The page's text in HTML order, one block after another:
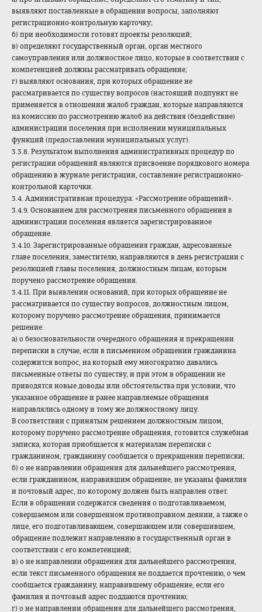
выявляют поставленные в обращении вопросы, заполняют
регистрационно-контрольную карточку;
б) при необходимости готовят проекты резолюций;
в) определяют государственный орган, орган местного
самоуправления или должностное лицо, которые в соответствии с
компетенцией должны рассматривать обращение;
г) выявляют основания, при которых обращение не
рассматривается по существу вопросов (настоящий подпункт не
применяется в отношении жалоб граждан, которые направляются
на комиссию по рассмотрению жалоб на действия (бездействие)
администрации поселения при исполнении муниципальных
функций (предоставлении муниципальных услуг).
3.3.8. Результатом выполнения административных процедур по
регистрации обращений являются присвоение порядкового номера
обращению в журнале регистрации, составление регистрационно-
контрольной карточки.
3.4. Административная процедура: «Рассмотрение обращений».
3.4.9. Основанием для рассмотрения письменного обращения в
администрации поселения является зарегистрированное
обращение.
3.4.10. Зарегистрированные обращения граждан, адресованные
главе поселения, заместителю, направляются в день регистрации с
резолюцией главы поселения, должностным лицам, которым
поручено рассмотрение обращения.
3.4.11. При выявлении оснований, при которых обращение не
рассматривается по существу вопросов, должностным лицом,
которому поручено рассмотрение обращения, принимается
решение:
а) о безосновательности очередного обращения и прекращении
переписки в случае, если в письменном обращении гражданина
содержится вопрос, на который ему многократно давались
письменные ответы по существу, и при этом в обращении не
приводятся новые доводы или обстоятельства при условии, что
указанное обращение и ранее направляемые обращения
направлялись одному и тому же должностному лицу.
В соответствии с принятым решением должностным лицом,
которому поручено рассмотрение обращения, готовится служебная
записка, которая приобщается к материалам переписки с
гражданином, гражданину сообщается о прекращении переписки;
б) о не направлении обращения для дальнейшего рассмотрения,
если гражданином, направившим обращение, не указаны фамилия
и почтовый адрес, по которому должен быть направлен ответ.
Если в обращении содержатся сведения о подготавливаемом,
совершаемом или совершенном противоправном деянии, а также о
лице, его подготавливающем, совершающем или совершившем,
обращение подлежит направлению в государственный орган в
соответствии с его компетенцией;
в) о не направлении обращения для дальнейшего рассмотрения,
если текст письменного обращения не поддается прочтению, о чем
сообщается гражданину, направившему обращение, если его
фамилия и почтовый адрес поддаются прочтению;
г) о не направлении обращения для дальнейшего рассмотрения,